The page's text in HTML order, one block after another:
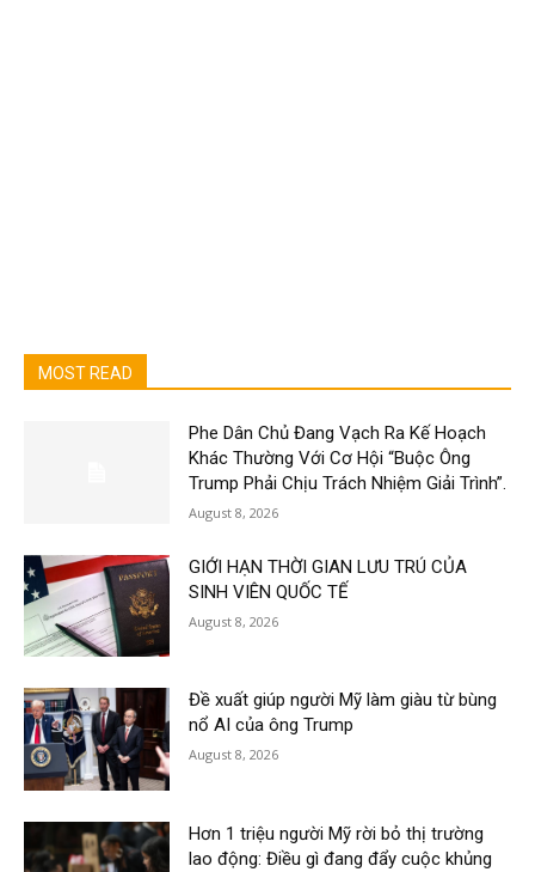
MOST READ
Phe Dân Chủ Đang Vạch Ra Kế Hoạch
Khác Thường Với Cơ Hội “Buộc Ông
Trump Phải Chịu Trách Nhiệm Giải Trình”.
August 8, 2026
GIỚI HẠN THỜI GIAN LƯU TRÚ CỦA
SINH VIÊN QUỐC TẾ
August 8, 2026
Đề xuất giúp người Mỹ làm giàu từ bùng
nổ AI của ông Trump
August 8, 2026
Hơn 1 triệu người Mỹ rời bỏ thị trường
lao động: Điều gì đang đẩy cuộc khủng